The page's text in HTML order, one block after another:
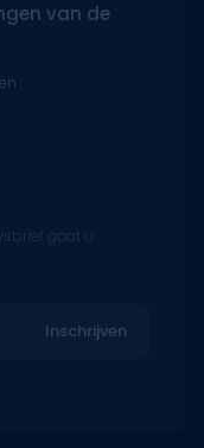
van de
gaat u
Inschrijven